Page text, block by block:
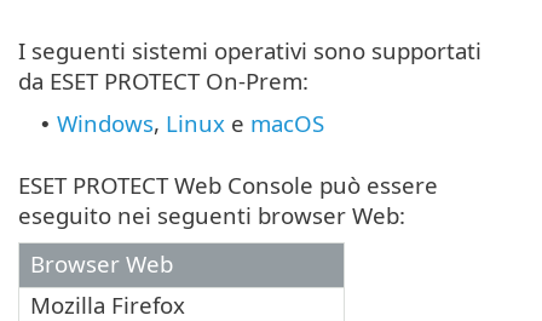
I seguenti sistemi operativi sono supportati
da ESET PROTECT On-Prem:
• Windows, Linux e macOS
ESET PROTECT Web Console può essere
eseguito nei seguenti browser Web:
Browser Web
Mozilla Firefox